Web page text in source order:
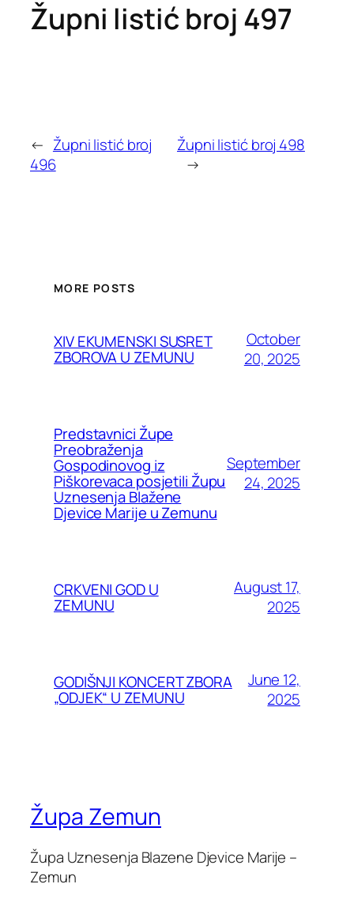
Župni listić broj 497
← Župni listić broj
496
Župni listić broj 498
→
MORE POSTS
XIV EKUMENSKI SUSRET
ZBOROVA U ZEMUNU
October
20, 2025
Predstavnici Župe
Preobraženja
Gospodinovog iz
Piškorevaca posjetili Župu
Uznesenja Blažene
Djevice Marije u Zemunu
September
24, 2025
CRKVENI GOD U
ZEMUNU
August 17,
2025
GODIŠNJI KONCERT ZBORA
„ODJEK“ U ZEMUNU
June 12,
2025
Župa Zemun
Župa Uznesenja Blazene Djevice Marije –
Zemun